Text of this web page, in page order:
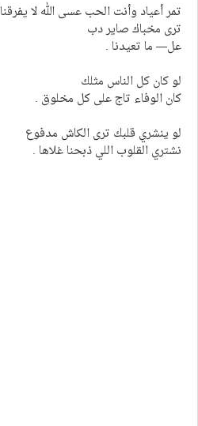
تمر أعياد وأنت الحب عسى الله لا يفرقنا
ترى مخباك صاير دب
عل— ما تعيدنا .
لو كان كل الناس مثلك
كان الوفاء تاج على كل مخلوق .
لو ينشري قلبك ترى الكاش مدفوع
نشتري القلوب اللي ذبحنا غلاها .